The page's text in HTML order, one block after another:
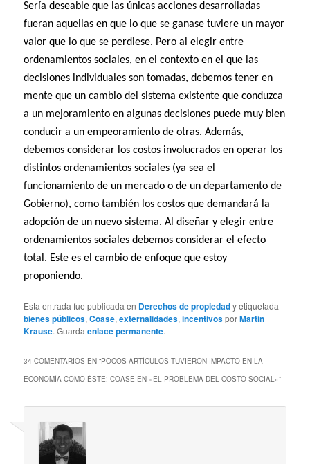
Sería deseable que las únicas acciones desarrolladas
fueran aquellas en que lo que se ganase tuviere un mayor
valor que lo que se perdiese. Pero al elegir entre
ordenamientos sociales, en el contexto en el que las
decisiones individuales son tomadas, debemos tener en
mente que un cambio del sistema existente que conduzca
a un mejoramiento en algunas decisiones puede muy bien
conducir a un empeoramiento de otras. Además,
debemos considerar los costos involucrados en operar los
distintos ordenamientos sociales (ya sea el
funcionamiento de un mercado o de un departamento de
Gobierno), como también los costos que demandará la
adopción de un nuevo sistema. Al diseñar y elegir entre
ordenamientos sociales debemos considerar el efecto
total. Este es el cambio de enfoque que estoy
proponiendo.
Esta entrada fue publicada en Derechos de propiedady etiquetada
bienes públicos,Coase,externalidades,incentivosporMartin
Krause. Guardaenlace permanente.
34 COMENTARIOS EN “POCOS ARTÍCULOS TUVIERON IMPACTO EN LA
ECONOMÍA COMO ÉSTE: COASE EN «EL PROBLEMA DEL COSTO SOCIAL»”